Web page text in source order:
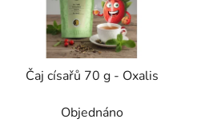
Čaj císařů 70 g - Oxalis
Objednáno